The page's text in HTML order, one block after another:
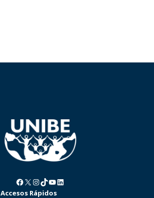
Facebook X InstagramTikTok YouTube LinkedIn
Accesos Rápidos